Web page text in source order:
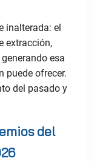
inalterada: el
extracción,
esa
puede ofrecer.
del pasado y
del